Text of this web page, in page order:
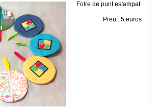
Folre de punt estampat.
Preu : 5 euros